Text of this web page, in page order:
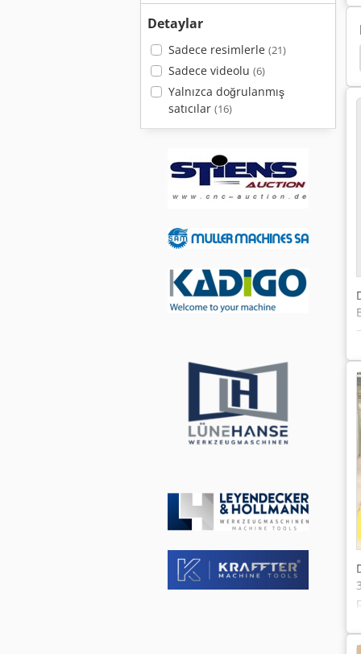
Detaylar
Sadece resimlerle (21)
Sadece videolu (6)
Yalnızca doğrulanmış
satıcılar (16)